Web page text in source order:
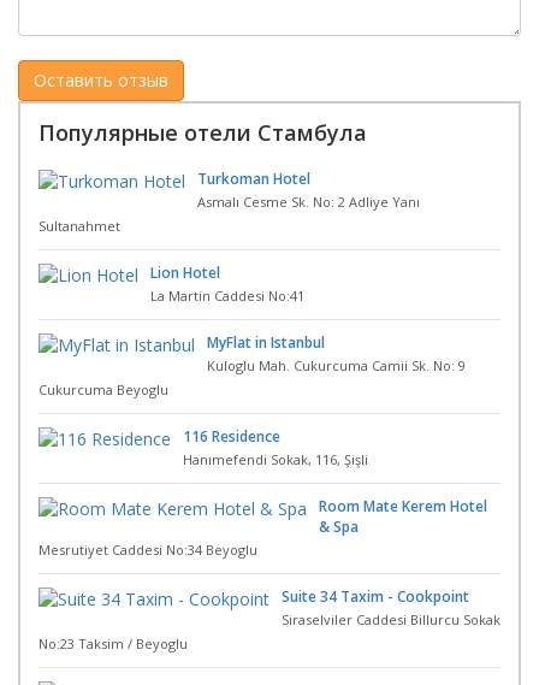
Популярные отели Стамбула
Turkoman Hotel
Asmalı Cesme Sk. No: 2 Adliye Yanı
Sultanahmet
Lion Hotel
La Martin Caddesi No:41
MyFlat in Istanbul
Kuloglu Mah. Cukurcuma Camii Sk. No: 9
Cukurcuma Beyoglu
116 Residence
Hanımefendi Sokak, 116, Şişli
Room Mate Kerem Hotel
& Spa
Mesrutiyet Caddesi No:34 Beyoglu
Suite 34 Taxim - Cookpoint
Siraselviler Caddesi Billurcu Sokak
No:23 Taksim / Beyoglu